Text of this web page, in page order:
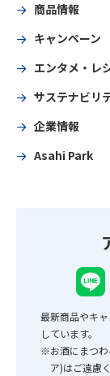
商品情報
キャンペーン
エンタメ・レ
サステナビリ
企業情報
Asahi Park
最新商品やキ
しています。
※お酒にまつわ
ア)はご遠慮